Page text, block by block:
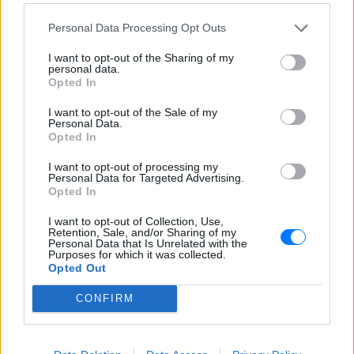
Personal Data Processing Opt Outs
I want to opt-out of the Sharing of my
personal data.
Opted In
I want to opt-out of the Sale of my
Personal Data.
Opted In
I want to opt-out of processing my
Personal Data for Targeted Advertising.
Opted In
I want to opt-out of Collection, Use,
Retention, Sale, and/or Sharing of my
Personal Data that Is Unrelated with the
Purposes for which it was collected.
Opted Out
CONFIRM
Το ζευγάρι εντοπίστηκε στο Παρίσι με
βέρες του γαλλικού οίκου Boucheron στο
Γαρυφαλλιά Καληφώνη:
Πάρο, χωρίς τον Χρήστο
Μάστορα – Δείτε τις
Στις εικόνες που ανέβασε ποζάρει με το
Γιώργος Λιάγκας και Μαρία Αντωνά: